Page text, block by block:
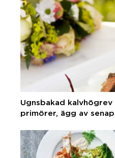
Ugnsbakad
primörer, ägg av